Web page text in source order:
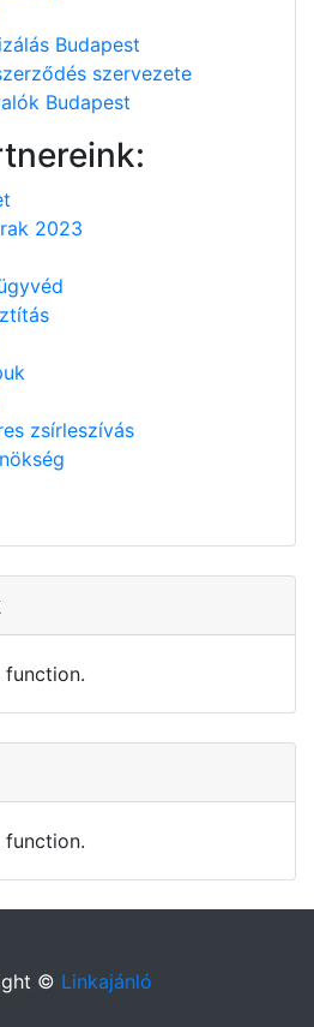
Budapest
szervezete
Budapest
2023
zsírleszívás
function.
function.
© Linkajánló